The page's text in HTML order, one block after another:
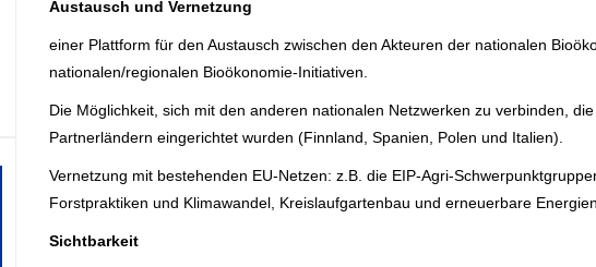
Austausch und Vernetzung
einer Plattform für den Austausch zwischen den Akteuren der nationalen
nationalen/regionalen Bioökonomie-Initiativen.
Die Möglichkeit, sich mit den anderen nationalen Netzwerken zu verbinden,
Partnerländern eingerichtet wurden (Finnland, Spanien, Polen und Italien).
Vernetzung mit bestehenden EU-Netzen: z.B. die EIP-Agri-
Forstpraktiken und Klimawandel, Kreislaufgartenbau und erneuerbare
Sichtbarkeit